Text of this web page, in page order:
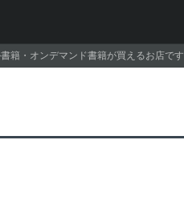
籍・オンデマンド書籍が買えるお店です